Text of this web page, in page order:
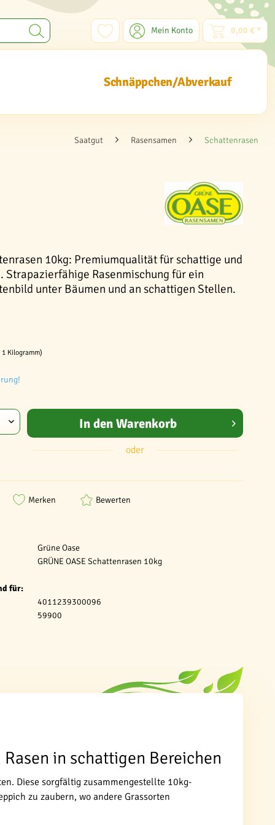
Mein Konto 0,00 € *
Schnäppchen/Abverkauf
Saatgut Rasensamen Schattenrasen
10kg: Premiumqualität für schattige und
Strapazierfähige Rasenmischung für ein
unter Bäumen und an schattigen Stellen.
Grüne Oase
GRÜNE OASE Schattenrasen 10kg
für:
4011239300096
59900
Kilogramm)
In den Warenkorb
oder
Merken Bewerten
in schattigen Bereichen
Diese sorgfältig zusammengestellte 10kg-
zu zaubern, wo andere Grassorten